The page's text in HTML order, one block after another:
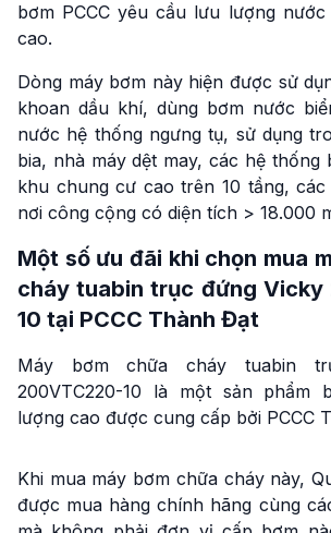
bơm PCCC yêu cầu lưu lượng
cao.
Dòng máy bơm này hiện được sử
khoan dầu khí, dùng bơm nước
nước hệ thống ngưng tụ, sử dụng
bia, nhà máy dệt may, các hệ thống
khu chung cư cao trên 10 tầng,
nơi công cộng có diện tích > 18.000
Một số ưu đãi khi chọn mua
cháy tuabin trục đứng Vicky
10 tại PCCC Thành Đạt
Máy bơm chữa cháy tuabin
200VTC220-10 là một sản phẩm
lượng cao được cung cấp bởi PCCC
Khi mua máy bơm chữa cháy này,
được mua hàng chính hãng cùng